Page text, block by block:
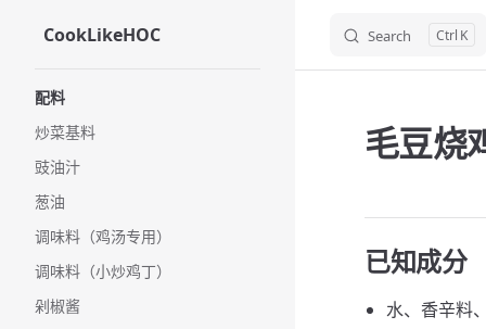
Skip to content
CookLikeHOC Search K
配料
炒菜基料
豉油汁
葱油
调味料（鸡汤专用）
调味料（小炒鸡丁）
剁椒酱
毛豆烧
已知成分
水、香辛料